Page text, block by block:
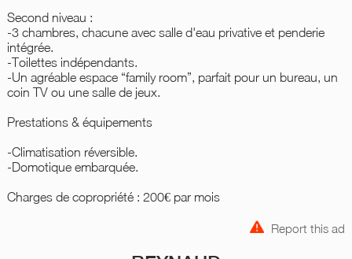
Second niveau :
-3 chambres, chacune avec salle d'eau privative et penderie
intégrée.
-Toilettes indépendants.
-Un agréable espace “family room”, parfait pour un bureau, un
coin TV ou une salle de jeux.
Prestations & équipements
-Climatisation réversible.
-Domotique embarquée.
Charges de copropriété : 200€ par mois
Report this ad